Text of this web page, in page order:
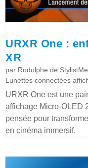
URXR One :
XR
par Rodolphe de StylistMe
Lunettes connectées
URXR One est une
affichage Micro-OLED
pensée pour
en cinéma immersif.